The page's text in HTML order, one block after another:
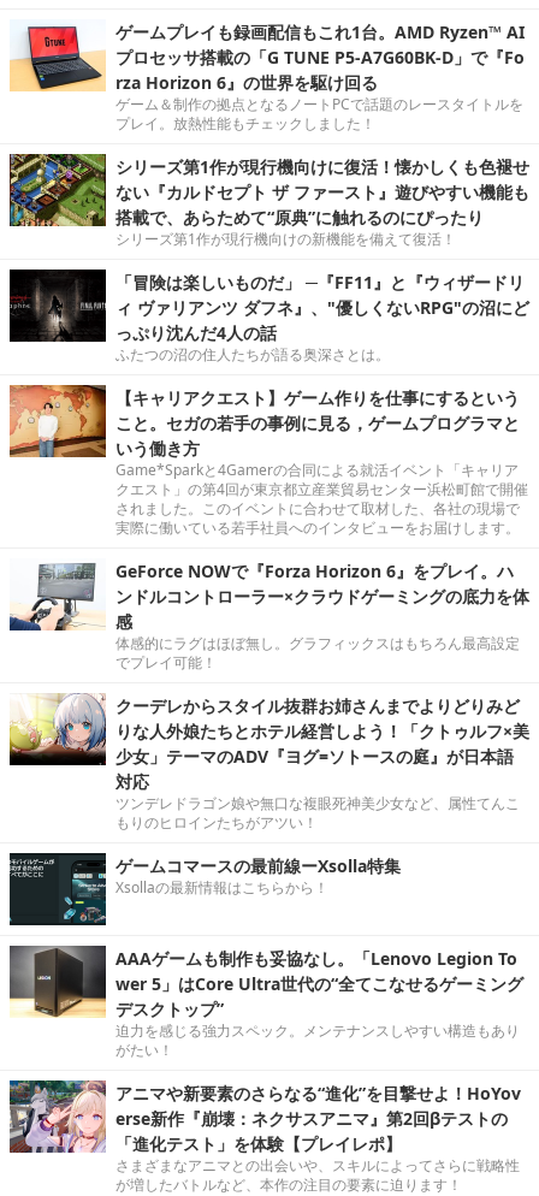
ゲームプレイも録画配信もこれ1台。AMD Ryzen™ AI
プロセッサ搭載の「G TUNE P5-A7G60BK-D」で『Fo
rza Horizon 6』の世界を駆け回る
ゲーム＆制作の拠点となるノートPCで話題のレースタイトルを
プレイ。放熱性能もチェックしました！
シリーズ第1作が現行機向けに復活！懐かしくも色褪せ
ない『カルドセプト ザ ファースト』遊びやすい機能も
搭載で、あらためて“原典”に触れるのにぴったり
シリーズ第1作が現行機向けの新機能を備えて復活！
「冒険は楽しいものだ」 ─『FF11』と『ウィザードリ
ィ ヴァリアンツ ダフネ』、"優しくないRPG"の沼にど
っぷり沈んだ4人の話
ふたつの沼の住人たちが語る奥深さとは。
【キャリアクエスト】ゲーム作りを仕事にするという
こと。セガの若手の事例に見る，ゲームプログラマと
いう働き方
Game*Sparkと4Gamerの合同による就活イベント「キャリア
クエスト」の第4回が東京都立産業貿易センター浜松町館で開催
されました。このイベントに合わせて取材した、各社の現場で
実際に働いている若手社員へのインタビューをお届けします。
GeForce NOWで『Forza Horizon 6』をプレイ。ハ
ンドルコントローラー×クラウドゲーミングの底力を体
感
体感的にラグはほぼ無し。グラフィックスはもちろん最高設定
でプレイ可能！
クーデレからスタイル抜群お姉さんまでよりどりみど
りな人外娘たちとホテル経営しよう！「クトゥルフ×美
少女」テーマのADV『ヨグ=ソトースの庭』が日本語
対応
ツンデレドラゴン娘や無口な複眼死神美少女など、属性てんこ
もりのヒロインたちがアツい！
ゲームコマースの最前線ーXsolla特集
Xsollaの最新情報はこちらから！
AAAゲームも制作も妥協なし。「Lenovo Legion To
wer 5」はCore Ultra世代の“全てこなせるゲーミング
デスクトップ”
迫力を感じる強力スペック。メンテナンスしやすい構造もあり
がたい！
アニマや新要素のさらなる“進化”を目撃せよ！HoYov
erse新作『崩壊：ネクサスアニマ』第2回βテストの
「進化テスト」を体験【プレイレポ】
さまざまなアニマとの出会いや、スキルによってさらに戦略性
が増したバトルなど、本作の注目の要素に迫ります！